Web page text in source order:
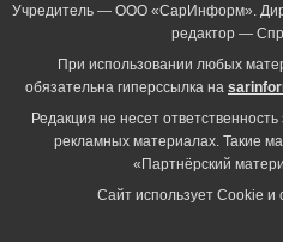
Учредитель — ООО «СарИнформ».
редактор —
При использовании любых
обязательна гиперссылка на
Редакция не несет
рекламных материалах. Такие
«Партнёрский
Сайт использует Cookie и